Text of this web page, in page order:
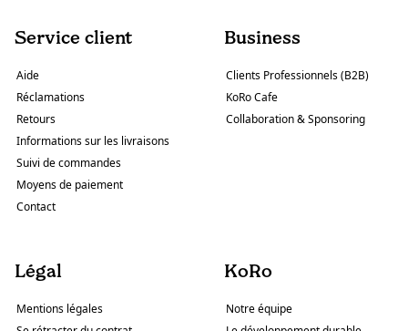
Service client
Aide
Réclamations
Retours
Informations sur les livraisons
Suivi de commandes
Moyens de paiement
Contact
Business
Clients Professionnels (B2B)
KoRo Cafe
Collaboration & Sponsoring
Légal
Mentions légales
KoRo
Notre équipe